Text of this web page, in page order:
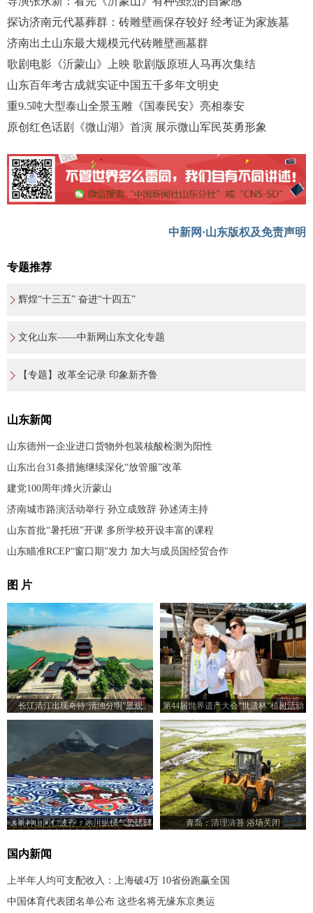
探访济南元代墓葬群：砖雕壁画保存较好 经考证为家族墓
济南出土山东最大规模元代砖雕壁画墓群
歌剧电影《沂蒙山》上映 歌剧版原班人马再次集结
山东百年考古成就实证中国五千多年文明史
重9.5吨大型泰山全景玉雕《国泰民安》亮相泰安
原创红色话剧《微山湖》首演 展示微山军民英勇形象
中新网·山东版权及免责声明
专题推荐
辉煌“十三五” 奋进“十四五”
文化山东——中新网山东文化专题
【专题】改革全记录 印象新齐鲁
山东新闻
山东德州一企业进口货物外包装核酸检测为阳性
山东出台31条措施继续深化“放管服”改革
建党100周年|烽火沂蒙山
济南城市路演活动举行 孙立成致辞 孙述涛主持
山东首批“暑托班”开课 多所学校开设丰富的课程
山东瞄准RCEP“窗口期”发力 加大与成员国经贸合作
图 片
长江清江出现奇特“清浊分明”景观
第44届世界遗产大会“世遗林”植树活动
举行
远眺神山冈仁波齐：冰川纵横气势磅礴 青岛：清理浒苔 浴场关闭
国内新闻
上半年人均可支配收入：上海破4万 10省份跑赢全国
中国体育代表团名单公布 这些名将无缘东京奥运